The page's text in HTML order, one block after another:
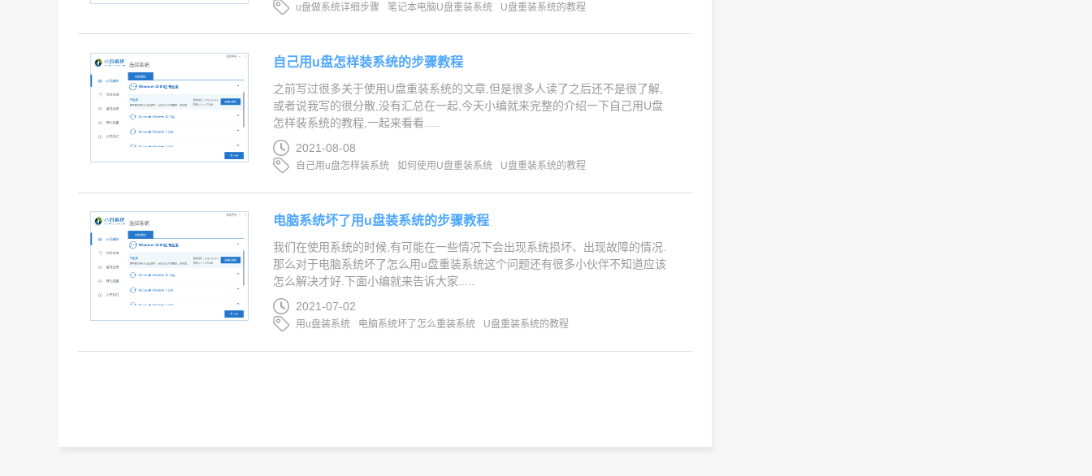
u盘做系统详细步骤 笔记本电脑U盘重装系统 U盘重装系统的教程
自己用u盘怎样装系统的步骤教程
之前写过很多关于使用U盘重装系统的文章,但是很多人读了之后还不是很了解,
或者说我写的很分散,没有汇总在一起,今天小编就来完整的介绍一下自己用U盘
怎样装系统的教程,一起来看看.....
2021-08-08
自己用u盘怎样装系统 如何使用U盘重装系统 U盘重装系统的教程
电脑系统坏了用u盘装系统的步骤教程
我们在使用系统的时候,有可能在一些情况下会出现系统损坏、出现故障的情况.
那么对于电脑系统坏了怎么用u盘重装系统这个问题还有很多小伙伴不知道应该
怎么解决才好.下面小编就来告诉大家.....
2021-07-02
用u盘装系统 电脑系统坏了怎么重装系统 U盘重装系统的教程